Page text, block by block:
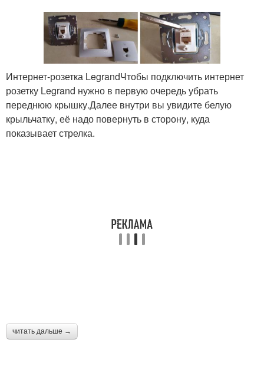
Интернет-розетка LegrandЧтобы подключить интернет
розетку Legrand нужно в первую очередь убрать
переднюю крышку.Далее внутри вы увидите белую
крыльчатку, её надо повернуть в сторону, куда
показывает стрелка.
читать дальше →